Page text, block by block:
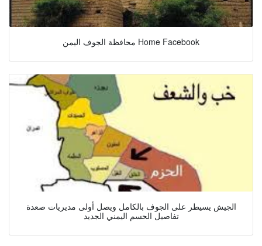
محافظة الجوف اليمن Home Facebook
الجيش يسيطر على الجوف بالكامل ويصل أولى مديريات صعدة
تفاصيل الحسم اليمني الجديد